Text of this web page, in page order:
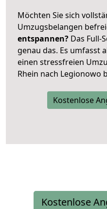
Möchten Sie sich
Umzugsbelangen
entspannen? Das Full-
genau das. Es umfasst
einen stressfreien
Rhein nach Legionowo
Kostenlose
Kostenlose